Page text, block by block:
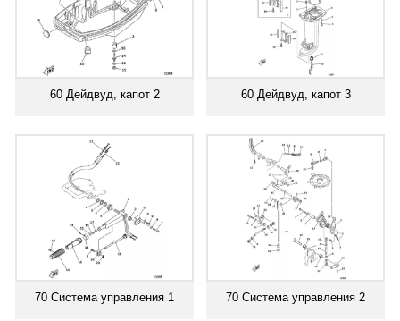
60 Дейдвуд, капот 2 60 Дейдвуд, капот 3
70 Система управления 1 70 Система управления 2